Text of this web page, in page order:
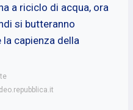
a riciclo di acqua, ora
si butteranno
capienza della